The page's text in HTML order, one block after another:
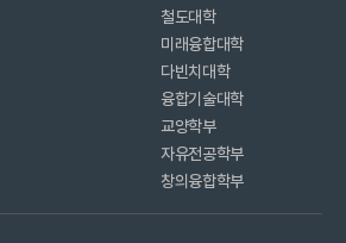
철도대학
미래융합대학
다빈치대학
융합기술대학
교양학부
자유전공학부
창의융합학부